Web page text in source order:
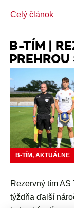
Celý článok
B-TÍM |
B-TÍM, AKTUÁLNE
Rezervný tím
týždňa ďalší